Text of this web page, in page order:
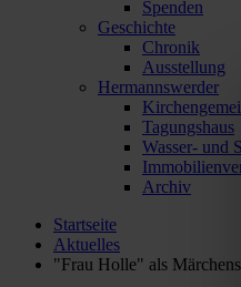
Spenden
Geschichte
Chronik
Ausstellung
Hermannswerder
Tagungshaus
Wasser- und
Archiv
Startseite
Aktuelles
"Frau Holle" als